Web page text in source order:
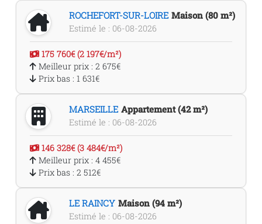
ROCHEFORT-SUR-LOIRE Maison (80 m²)
Estimé le : 06-08-2026
175 760€ (2 197€/m²)
Meilleur prix : 2 675€
Prix bas : 1 631€
MARSEILLE Appartement (42 m²)
Estimé le : 06-08-2026
146 328€ (3 484€/m²)
Meilleur prix : 4 455€
Prix bas : 2 512€
LE RAINCY Maison (94 m²)
Estimé le : 06-08-2026